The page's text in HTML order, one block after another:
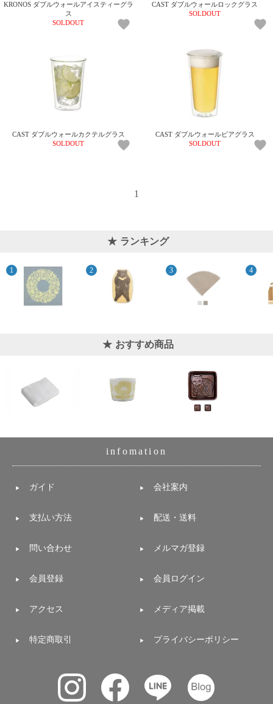
KRONOS ダブルウォールアイスティーグラ
ス
SOLDOUT
CAST ダブルウォールロックグラス
SOLDOUT
CAST ダブルウォールカクテルグラス
SOLDOUT
CAST ダブルウォールビアグラス
SOLDOUT
1
ランキング
おすすめ商品
infomation
ガイド 会社案内
支払い方法 配送・送料
問い合わせ メルマガ登録
会員登録 会員ログイン
アクセス メディア掲載
特定商取引 プライバシーポリシー